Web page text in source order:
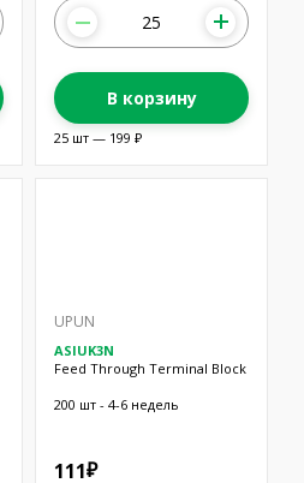
В корзину
25 шт — 199 ₽
UPUN
ASIUK3N
Feed Through Terminal Block
200 шт - 4-6 недель
111₽